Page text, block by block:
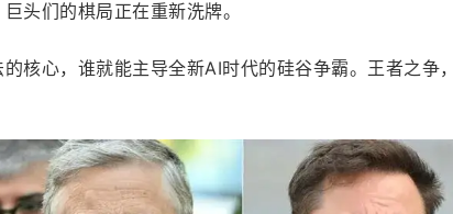
头们的棋局正在重新洗牌。
核心，谁就能主导全新AI时代的硅谷争霸。王者之争